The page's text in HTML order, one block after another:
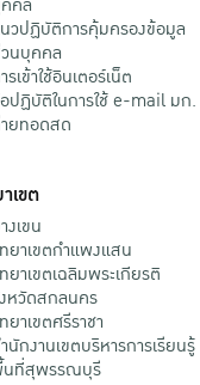
วปฏิบัติการคุ้มครองข้อมูล
นบุคคล
รเข้าใช้อินเตอร์เน็ต
ปฏิบัติในการใช้ e-mail มก.
ยทอดสด
เขต
งเขน
ยาเขตกําแพงแสน
ยาเขตเฉลิมพระเกียรติ
หวัดสกลนคร
ยาเขตศรีราชา
นักงานเขตบริหารการเรียนรู้
ที่สุพรรณบุรี